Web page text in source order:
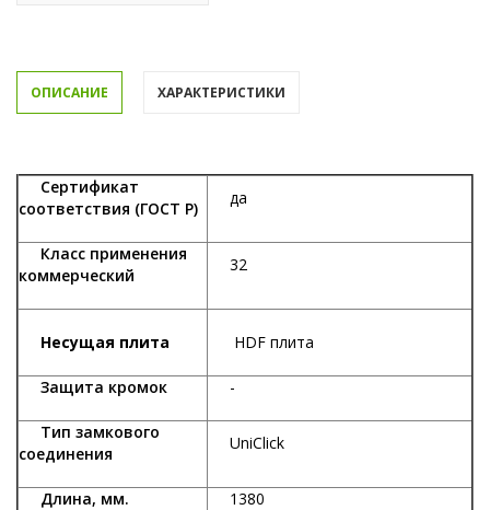
ОПИСАНИЕ ХАРАКТЕРИСТИКИ
Сертификат
соответствия (ГОСТ Р)
да
Класс применения
коммерческий
32
Несущая плита HDF плита
Защита кромок -
Тип замкового
соединения
UniClick
Длина, мм. 1380